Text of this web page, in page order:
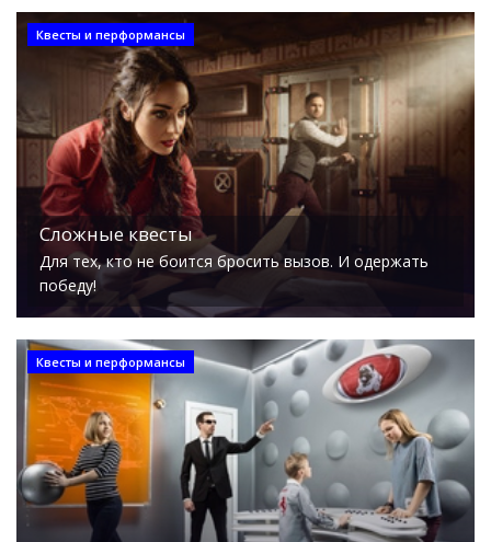
Квесты и перформансы
Сложные квесты
Для тех, кто не боится бросить вызов. И одержать
победу!
Квесты и перформансы